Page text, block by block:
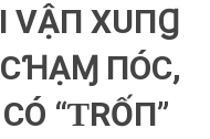
VẬП XUПꞬ
ПÓC,
“ƬRỐП”